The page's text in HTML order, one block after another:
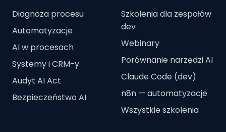
Diagnoza procesu
Automatyzacje
AI w procesach
Systemy i CRM-y
Audyt AI Act
Bezpieczeństwo AI
Szkolenia dla zespołów
dev
Webinary
Porównanie narzędzi AI
Claude Code (dev)
n8n — automatyzacje
Wszystkie szkolenia